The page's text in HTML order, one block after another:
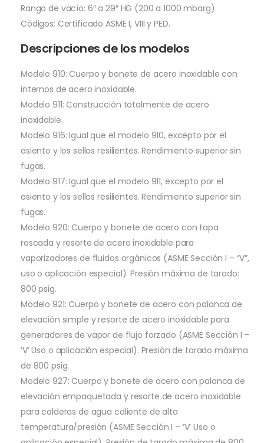
Rango de vacío: 6″ a 29″ HG (200 a 1000 mbarg).
Códigos: Certificado ASME I, VIII y PED.
Descripciones de los modelos
Modelo 910: Cuerpo y bonete de acero inoxidable con
internos de acero inoxidable.
Modelo 911: Construcción totalmente de acero
inoxidable.
Modelo 916: Igual que el modelo 910, excepto por el
asiento y los sellos resilientes. Rendimiento superior sin
fugas.
Modelo 917: Igual que el modelo 911, excepto por el
asiento y los sellos resilientes. Rendimiento superior sin
fugas.
Modelo 920: Cuerpo y bonete de acero con tapa
roscada y resorte de acero inoxidable para
vaporizadores de fluidos orgánicos (ASME Sección I – “V”,
uso o aplicación especial). Presión máxima de tarado:
800 psig.
Modelo 921: Cuerpo y bonete de acero con palanca de
elevación simple y resorte de acero inoxidable para
generadores de vapor de flujo forzado (ASME Sección I –
‘V’ Uso o aplicación especial). Presión de tarado máxima
de 800 psig.
Modelo 927: Cuerpo y bonete de acero con palanca de
elevación empaquetada y resorte de acero inoxidable
para calderas de agua caliente de alta
temperatura/presión (ASME Sección I – ‘V’ Uso o